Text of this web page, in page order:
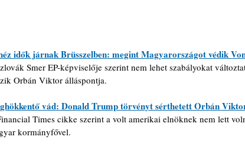
idők járnak Brüsszelben: megint Magyarországot védik
Smer EP-képviselője szerint nem lehet szabályokat
Orbán Viktor álláspontja.
vád: Donald Trump törvényt sérthetett Orbán
Times cikke szerint a volt amerikai elnöknek nem lett
kormányfővel.